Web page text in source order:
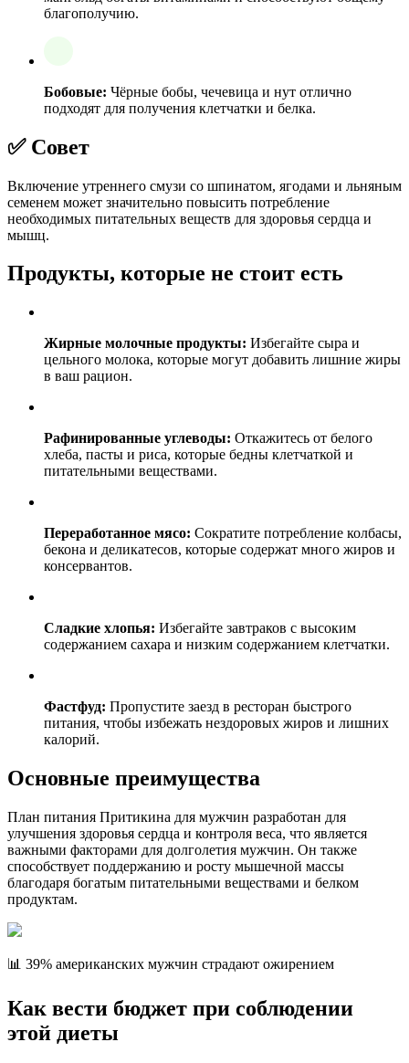
благополучию.
Бобовые: Чёрные бобы, чечевица и нут отлично
подходят для получения клетчатки и белка.
✅ Совет
Включение утреннего смузи со шпинатом, ягодами и льняным
семенем может значительно повысить потребление
необходимых питательных веществ для здоровья сердца и
мышц.
Продукты, которые не стоит есть
Жирные молочные продукты: Избегайте сыра и
цельного молока, которые могут добавить лишние жиры
в ваш рацион.
Рафинированные углеводы: Откажитесь от белого
хлеба, пасты и риса, которые бедны клетчаткой и
питательными веществами.
Переработанное мясо: Сократите потребление колбасы,
бекона и деликатесов, которые содержат много жиров и
консервантов.
Сладкие хлопья: Избегайте завтраков с высоким
содержанием сахара и низким содержанием клетчатки.
Фастфуд: Пропустите заезд в ресторан быстрого
питания, чтобы избежать нездоровых жиров и лишних
калорий.
Основные преимущества
План питания Притикина для мужчин разработан для
улучшения здоровья сердца и контроля веса, что является
важными факторами для долголетия мужчин. Он также
способствует поддержанию и росту мышечной массы
благодаря богатым питательными веществами и белком
продуктам.
📊 39% американских мужчин страдают ожирением
Как вести бюджет при соблюдении
этой диеты